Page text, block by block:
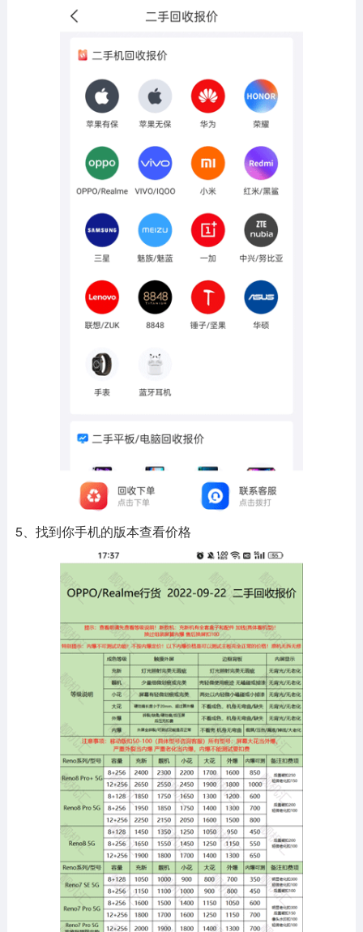
5、找到你手机的版本查看价格